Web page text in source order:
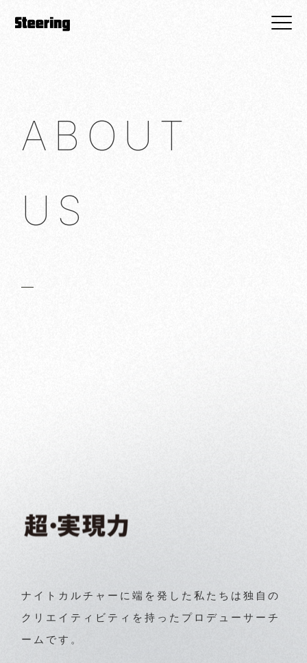
ABOUT
US
ナイトカルチャーに端を発した私たちは独自の
クリエイティビティを持ったプロデューサーチ
ームです。